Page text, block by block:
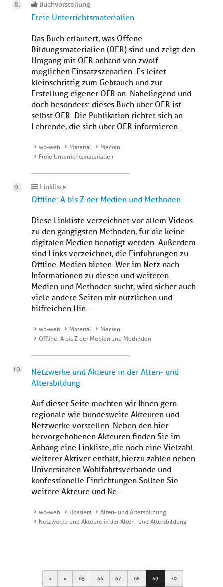
Buchvorstellung
Freie Unterrichtsmaterialien
Das Buch erläutert, was Offene
Bildungsmaterialien (OER) sind und zeigt den
Umgang mit OER anhand von zwölf
möglichen Einsatzszenarien. Es leitet
kleinschrittig zum Gebrauch und zur
Erstellung eigener OER an. Naheliegend und
doch besonders: dieses Buch über OER ist
selbst OER. Die Publikation richtet sich an
Lehrende, die sich über OER informieren...
wb-web Material
Medien
Freie Unterrichtsmaterialien
Linkliste
Offline: A bis Z der Medien und Methoden
Diese Linkliste verzeichnet vor allem Videos
zu den gängigsten Methoden, für die keine
digitalen Medien benötigt werden. Außerdem
sind Links verzeichnet, die Einführungen zu
Offline-Medien bieten. Wer im Netz nach
Informationen zu diesen und weiteren
Medien und Methoden sucht, wird sicher auch
viele andere Seiten mit nützlichen und
hilfreichen Hin...
wb-web Material
Medien
Offline: A bis Z der Medien und Methoden
Netzwerke und Akteure in der Alten- und
Altersbildung
Auf dieser Seite möchten wir Ihnen gern
regionale wie bundesweite Akteuren und
Netzwerke vorstellen. Neben den hier
hervorgehobenen Akteuren finden Sie im
Anhang eine Linkliste, die noch eine Vielzahl
weiterer Aktiver enthält, hierzu zählen neben
Universitäten Wohlfahrtsverbände und
konfessionelle Einrichtungen.Sollten Sie
weitere Akteure und Ne...
wb-web Dossiers
Alten- und Altersbildung
Netzwerke und Akteure in der Alten- und Altersbildung
First Previous
65 66 67 68 69 70